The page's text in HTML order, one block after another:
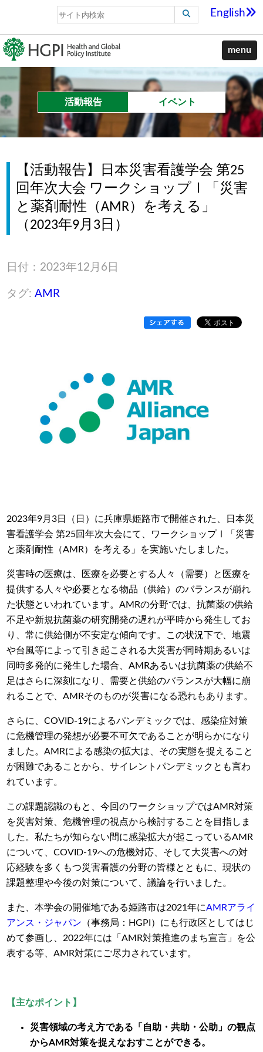
English
menu
活動報告 イベント
【活動報告】日本災害看護学会 第25
回年次大会 ワークショップⅠ「災害
と薬剤耐性（AMR）を考える」
（2023年9月3日）
日付：2023年12月6日
タグ:AMR
2023年9月3日（日）に兵庫県姫路市で開催された、日本災
害看護学会 第25回年次大会にて、ワークショップⅠ「災害
と薬剤耐性（AMR）を考える」を実施いたしました。
災害時の医療は、医療を必要とする人々（需要）と医療を
提供する人々や必要となる物品（供給）のバランスが崩れ
た状態といわれています。AMRの分野では、抗菌薬の供給
不足や新規抗菌薬の研究開発の遅れが平時から発生してお
り、常に供給側が不安定な傾向です。この状況下で、地震
や台風等によって引き起こされる大災害が同時期あるいは
同時多発的に発生した場合、AMRあるいは抗菌薬の供給不
足はさらに深刻になり、需要と供給のバランスが大幅に崩
れることで、AMRそのものが災害になる恐れもあります。
さらに、COVID-19によるパンデミックでは、感染症対策
に危機管理の発想が必要不可欠であることが明らかになり
ました。AMRによる感染の拡大は、その実態を捉えること
が困難であることから、サイレントパンデミックとも言わ
れています。
この課題認識のもと、今回のワークショップではAMR対策
を災害対策、危機管理の視点から検討することを目指しま
した。私たちが知らない間に感染拡大が起こっているAMR
について、COVID-19への危機対応、そして大災害への対
応経験を多くもつ災害看護の分野の皆様とともに、現状の
課題整理や今後の対策について、議論を行いました。
また、本学会の開催地である姫路市は2021年にAMRアライ
アンス・ジャパン （事務局：HGPI）にも行政区としてはじ
めて参画し、2022年には「AMR対策推進のまち宣言」を公
表する等、AMR対策にご尽力されています。
【主なポイント】
災害領域の考え方である「自助・共助・公助」の観点
からAMR対策を捉えなおすことができる。